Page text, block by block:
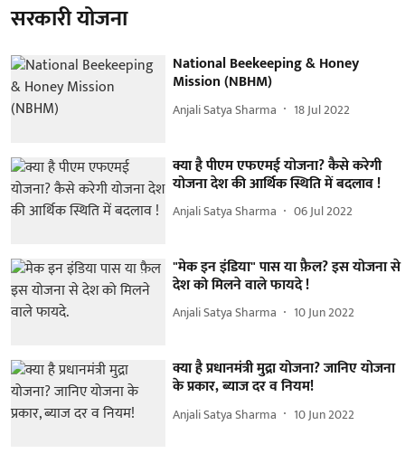
सरकारी योजना
National Beekeeping & Honey
Mission (NBHM)
Anjali Satya Sharma 18 Jul 2022
क्या है पीएम एफएमई योजना? कैसे करेगी
योजना देश की आर्थिक स्थिति में बदलाव !
Anjali Satya Sharma 06 Jul 2022
"मेक इन इंडिया" पास या फ़ैल? इस योजना से
देश को मिलने वाले फायदे !
Anjali Satya Sharma 10 Jun 2022
क्या है प्रधानमंत्री मुद्रा योजना? जानिए योजना
के प्रकार, ब्याज दर व नियम!
Anjali Satya Sharma 10 Jun 2022